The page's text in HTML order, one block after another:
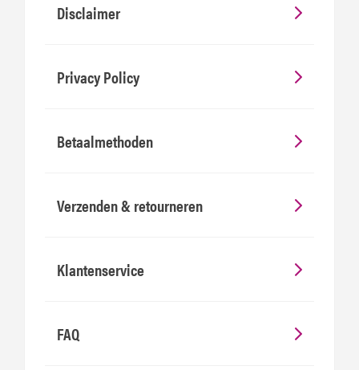
Disclaimer
Privacy Policy
Betaalmethoden
Verzenden & retourneren
Klantenservice
FAQ